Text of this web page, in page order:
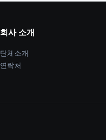
회사 소개
단체소개
연락처